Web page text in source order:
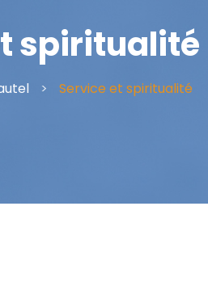
spiritualité
> Service et spiritualité